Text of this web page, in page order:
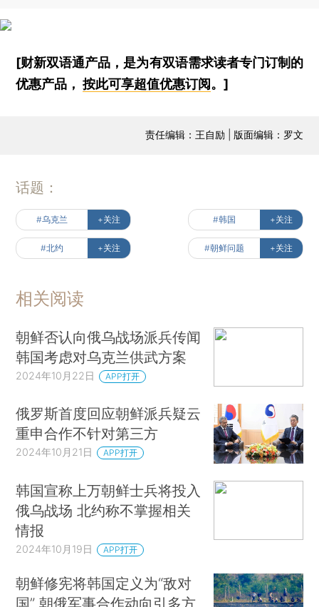
[财新双语通产品，是为有双语需求读者专门订制的
优惠产品，按此可享超值优惠订阅 。]
责任编辑：王自励 | 版面编辑：罗文
话题：
#乌克兰 +关注 #韩国 +关注
#北约 +关注 #朝鲜问题 +关注
相关阅读
朝鲜否认向俄乌战场派兵传闻
韩国考虑对乌克兰供武方案
2024年10月22日 APP打开
俄罗斯首度回应朝鲜派兵疑云
重申合作不针对第三方
2024年10月21日 APP打开
韩国宣称上万朝鲜士兵将投入
俄乌战场 北约称不掌握相关
情报
2024年10月19日 APP打开
朝鲜修宪将韩国定义为“敌对
国” 朝俄军事合作动向引多方